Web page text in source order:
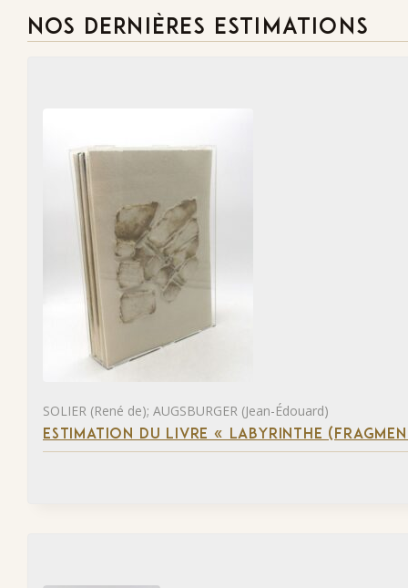
NOS DERNIÈRES ESTIMATIONS
SOLIER (René de); AUGSBURGER (Jean-Édouard)
ESTIMATION DU LIVRE « LABYRINTHE